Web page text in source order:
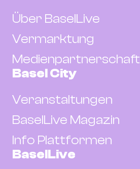
Über BaselLive
Vermarktung
Medienpartnerschaft
Basel City
Veranstaltungen
BaselLive Magazin
Info Plattformen
BaselLive